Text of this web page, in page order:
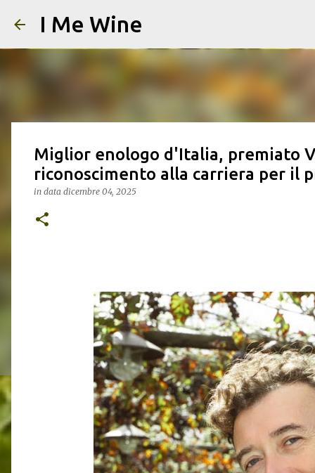
I Me Wine
Miglior enologo d'Italia, premiato
riconoscimento alla carriera per il
in data dicembre 04, 2025